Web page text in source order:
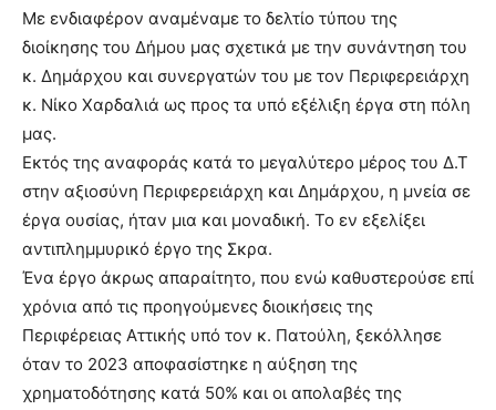
Με ενδιαφέρον αναμέναμε το δελτίο τύπου της
διοίκησης του Δήμου μας σχετικά με την συνάντηση του
κ. Δημάρχου και συνεργατών του με τον Περιφερειάρχη
κ. Νίκο Χαρδαλιά ως προς τα υπό εξέλιξη έργα στη πόλη
μας.
Εκτός της αναφοράς κατά το μεγαλύτερο μέρος του Δ.Τ
στην αξιοσύνη Περιφερειάρχη και Δημάρχου, η μνεία σε
έργα ουσίας, ήταν μια και μοναδική. Το εν εξελίξει
αντιπλημμυρικό έργο της Σκρα.
Ένα έργο άκρως απαραίτητο, που ενώ καθυστερούσε επί
χρόνια από τις προηγούμενες διοικήσεις της
Περιφέρειας Αττικής υπό τον κ. Πατούλη, ξεκόλλησε
όταν το 2023 αποφασίστηκε η αύξηση της
χρηματοδότησης κατά 50% και οι απολαβές της